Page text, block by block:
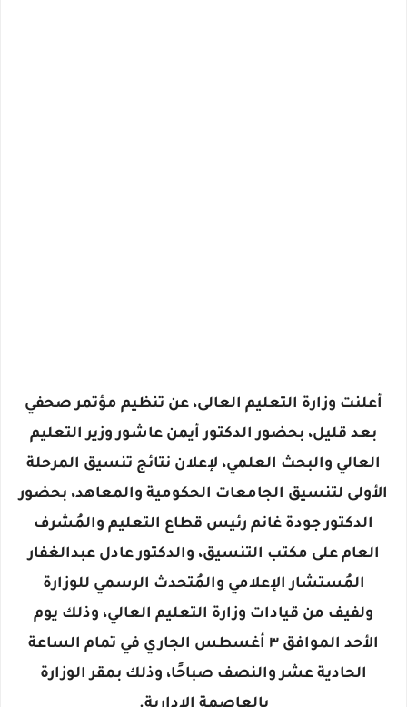
أعلنت وزارة التعليم العالى، عن تنظيم مؤتمر صحفي
بعد قليل، بحضور الدكتور أيمن عاشور وزير التعليم
العالي والبحث العلمي، لإعلان نتائج تنسيق المرحلة
الأولى لتنسيق الجامعات الحكومية والمعاهد، بحضور
الدكتور جودة غانم رئيس قطاع التعليم والمُشرف
العام على مكتب التنسيق، والدكتور عادل عبدالغفار
المُستشار الإعلامي والمُتحدث الرسمي للوزارة
ولفيف من قيادات وزارة التعليم العالي، وذلك يوم
الأحد الموافق ٣ أغسطس الجاري في تمام الساعة
الحادية عشر والنصف صباحًا، وذلك بمقر الوزارة